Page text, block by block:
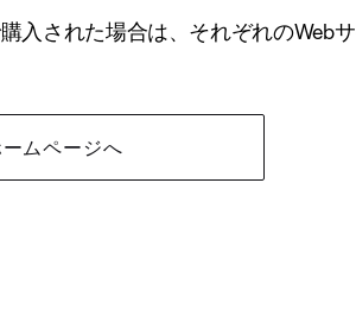
入された場合は、それぞれのWeb
ムページへ